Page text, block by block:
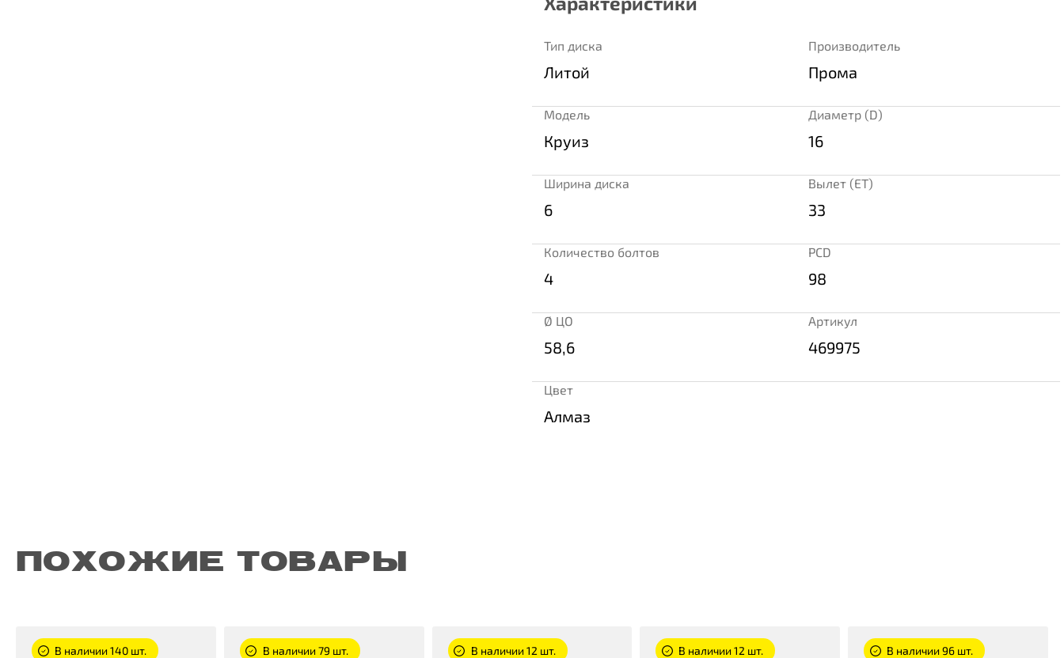
Тип диска
Литой
Производитель
Прома
Модель
Круиз
Диаметр (D)
16
Ширина диска
6
Вылет (ET)
33
Количество болтов
4
PCD
98
Ø ЦО
58,6
Артикул
469975
Цвет
Алмаз
ПОХОЖИЕ ТОВАРЫ
В наличии 140 шт. В наличии 79 шт. В наличии 12 шт. В наличии 12 шт. В наличии 96 шт.